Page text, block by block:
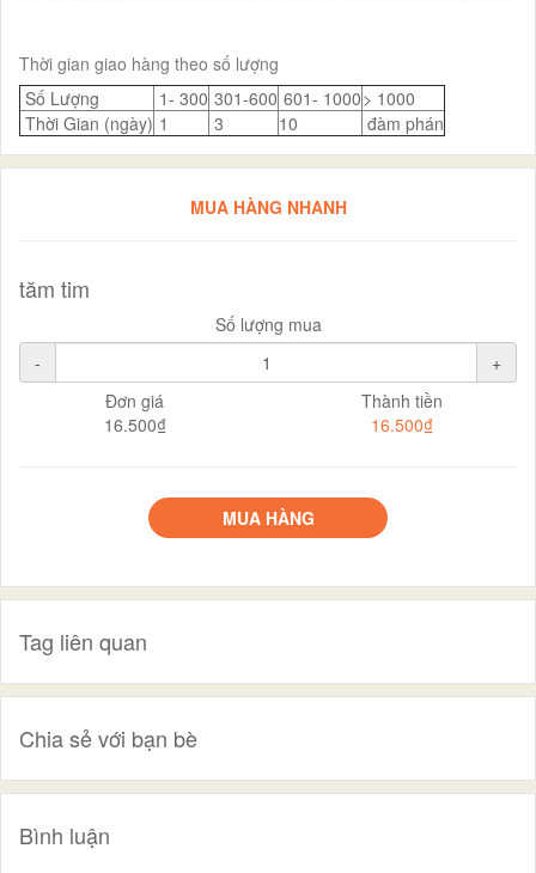
Thời gian giao hàng theo số lượng
Số Lượng
1- 300 301-600 601- 1000> 1000
Thời Gian (ngày) 1 3 10 đàm phán
MUA HÀNG NHANH
tăm tim
Số lượng mua
-
+
Đơn giá
16.500₫
Thành tiền
16.500₫
MUA HÀNG
Tag liên quan
Chia sẻ với bạn bè
Bình luận